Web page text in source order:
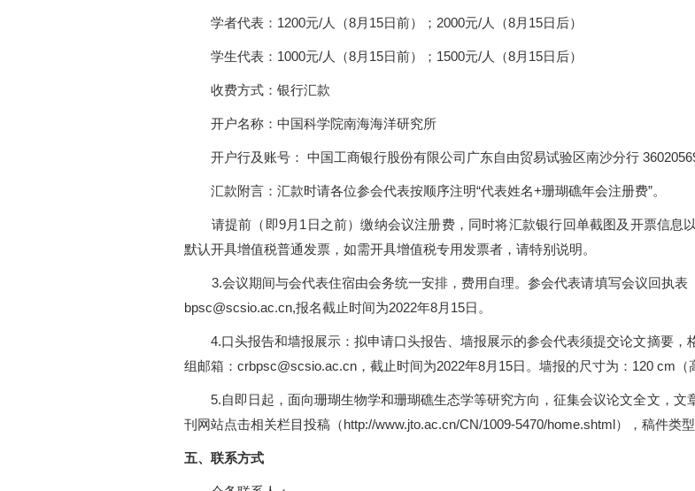
学者代表：1200元/人（8月15日前）；2000元/人（8月15日后）
学生代表：1000元/人（8月15日前）；1500元/人（8月15日后）
收费方式：银行汇款
开户名称：中国科学院南海海洋研究所
开户行及账号： 中国工商银行股份有限公司广东自由贸易试验区南沙分行
汇款附言：汇款时请各位参会代表按顺序注明“代表姓名+珊瑚礁年会注册费”。
请提前（即9月1日之前）缴纳会议注册费，同时将汇款银行回单截图及开票信息
默认开具增值税普通发票，如需开具增值税专用发票者，请特别说明。
3.会议期间与会代表住宿由会务统一安排，费用自理。参会代表请填写会议回执表
bpsc@scsio.ac.cn,报名截止时间为2022年8月15日。
4.口头报告和墙报展示：拟申请口头报告、墙报展示的参会代表须提交论文摘要，
组邮箱：crbpsc@scsio.ac.cn，截止时间为2022年8月15日。墙报的尺寸为：120 cm（
5.自即日起，面向珊瑚生物学和珊瑚礁生态学等研究方向，征集会议论文全文，文
刊网站点击相关栏目投稿（http://www.jto.ac.cn/CN/1009-5470/home.shtml），稿件类型
五、联系方式